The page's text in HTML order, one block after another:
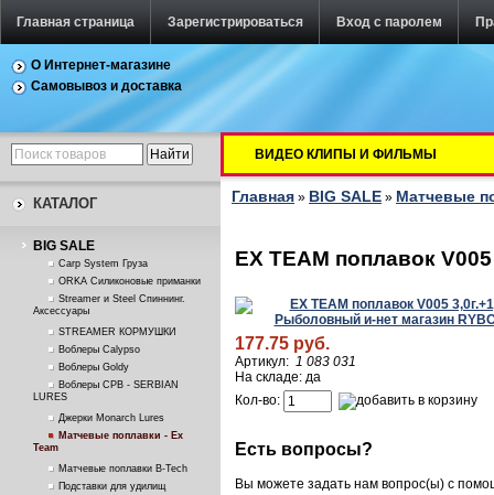
Главная страница Зарегистрироваться Вход с паролем
О Интернет-магазине
Самовывоз и доставка
КАТАЛОГ
BIG SALE
Carp System Груза
ORKA Силиконовые приманки
Streamer и Steel Спиннинг.
Аксессуары
STREAMER КОРМУШКИ
Воблеры Calypso
Воблеры Goldy
Воблеры СРВ - SERBIAN
LURES
Джерки Monarch Lures
Матчевые поплавки - Ex
Team
Матчевые поплавки B-Tech
Подставки для удилищ
ВИДЕО КЛИПЫ И ФИЛЬМЫ
Главная » BIG SALE » Матчевые
EX TEAM поплавок V005
177.75 руб.
Артикул: 1 083 031
На складе: да
Кол-во:
Есть вопросы?
Вы можете задать нам вопрос(ы) с